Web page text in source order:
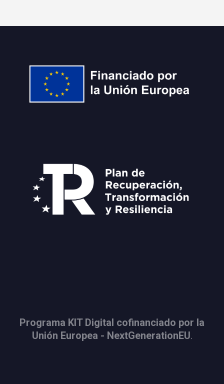
Programa KIT Digital cofinanciado por la
Unión Europea - NextGenerationEU.